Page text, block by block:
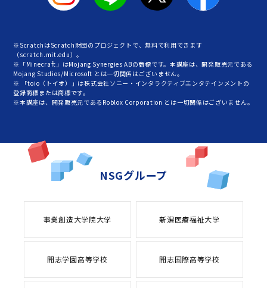
※ScratchはScratch財団のプロジェクトで、無料で利用できます
（scratch.mit.edu）。
※「Minecraft」はMojang Synergies ABの商標です。本講座は、開発販売元である
Mojang Studios/Microsoft とは一切関係はございません。
※ 「toio（トイオ）」は株式会社ソニー・インタラクティブエンタテインメントの
登録商標または商標です。
※本講座は、開発販売元であるRoblox Corporation とは一切関係はございません。
NSGグループ
事業創造大学院大学 新潟医療福祉大学
開志学園高等学校 開志国際高等学校